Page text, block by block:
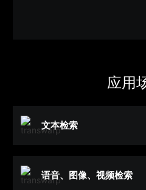
应用
文本检索
语音、图像、视频检索